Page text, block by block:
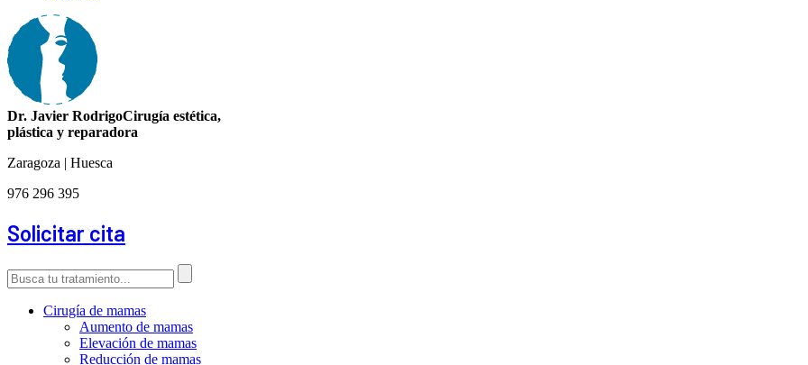
Dr. Javier RodrigoCirugía estética,
plástica y reparadora
Zaragoza | Huesca
976 296 395
Solicitar cita
Cirugía de mamas
Aumento de mamas
Elevación de mamas
Reducción de mamas